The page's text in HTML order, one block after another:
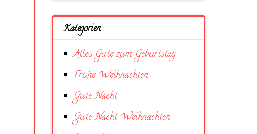
Kategorien
Alles Gute zum Geburtstag
Frohe Weihnachten
Gute Nacht
Gute Nacht Weihnachten